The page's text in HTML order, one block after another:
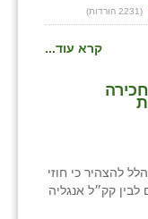
(2231 הורדות)
קרא עוד...
להצהיר כי חוזי
30 בין התובעים לבין קק״ל אנגליה